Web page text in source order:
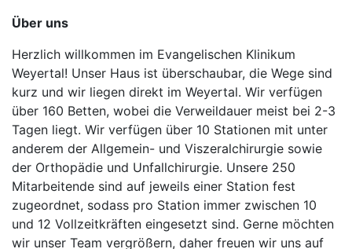
Über uns
Herzlich willkommen im Evangelischen Klinikum
Weyertal! Unser Haus ist überschaubar, die Wege sind
kurz und wir liegen direkt im Weyertal. Wir verfügen
über 160 Betten, wobei die Verweildauer meist bei 2-3
Tagen liegt. Wir verfügen über 10 Stationen mit unter
anderem der Allgemein- und Viszeralchirurgie sowie
der Orthopädie und Unfallchirurgie. Unsere 250
Mitarbeitende sind auf jeweils einer Station fest
zugeordnet, sodass pro Station immer zwischen 10
und 12 Vollzeitkräften eingesetzt sind. Gerne möchten
wir unser Team vergrößern, daher freuen wir uns auf